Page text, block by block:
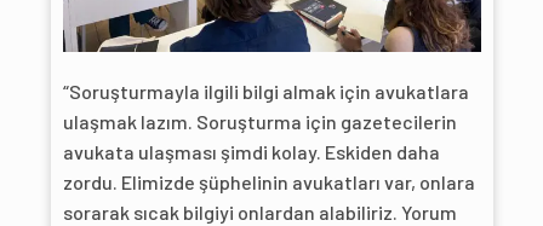
“Soruşturmayla ilgili bilgi almak için avukatlara
ulaşmak lazım. Soruşturma için gazetecilerin
avukata ulaşması şimdi kolay. Eskiden daha
zordu. Elimizde şüphelinin avukatları var, onlara
sorarak sıcak bilgiyi onlardan alabiliriz. Yorum